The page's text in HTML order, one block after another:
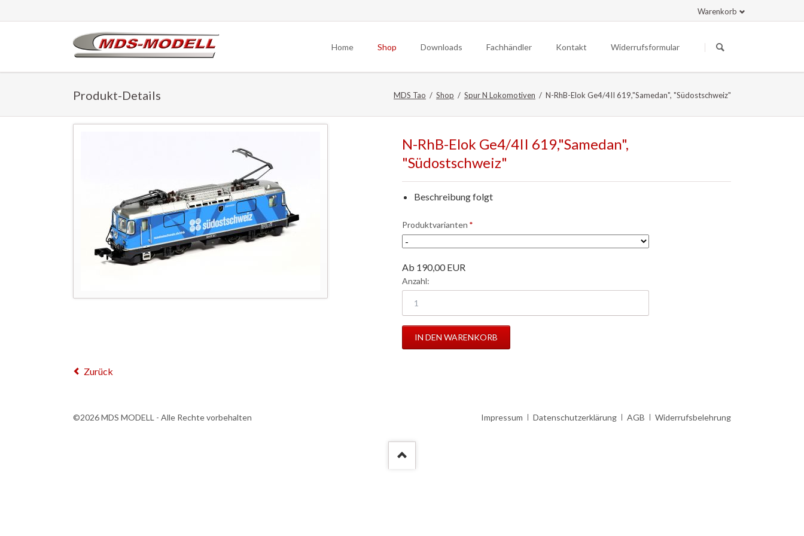
Warenkorb
überspringen
Home Shop
Spur G
Archiv
Downloads Fachhändler Kontakt Widerrufsformular
Produkt-Details MDS Tao Shop Spur N Lokomotiven N-RhB-Elok Ge4/4II 619,"Samedan", "Südostschweiz"
N-RhB-Elok Ge4/4II 619,"Samedan",
"Südostschweiz"
Beschreibung folgt
Pflichtfeld
Produktvarianten *
Ab 190,00EUR
Anzahl:
Zurück
©2026 MDS MODELL - Alle Rechte vorbehalten
Navigation
Impressum Datenschutzerklärung AGB Widerrufsbelehrung